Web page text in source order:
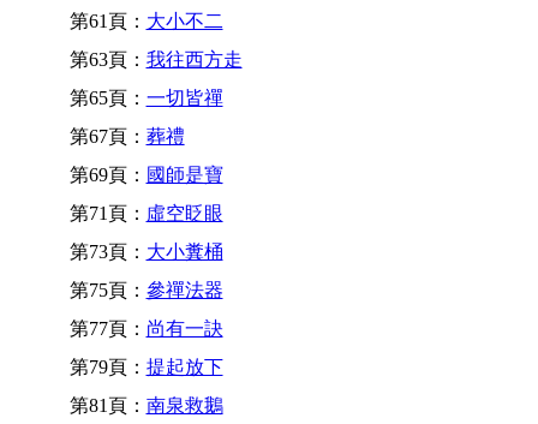
第61頁： 大小不二
第63頁： 我往西方走
第65頁： 一切皆禪
第67頁： 葬禮
第69頁： 國師是寶
第71頁： 虛空眨眼
第73頁： 大小糞桶
第75頁： 參禪法器
第77頁： 尚有一訣
第79頁： 提起放下
第81頁： 南泉救鵝